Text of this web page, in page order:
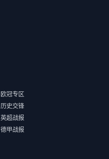
欧冠专区
历史交锋
英超战报
德甲战报